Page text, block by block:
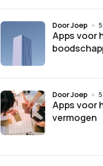
Apps voor
door Joep
Apps voor
vermogen
door Joep